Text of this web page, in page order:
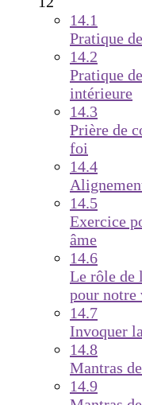
14.1
Pratique
14.2
Pratique
intérieure
14.3
Prière de
foi
14.4
14.5
Exercice
âme
14.6
Le rôle de
pour notre
14.7
Invoquer
14.8
Mantras
14.9